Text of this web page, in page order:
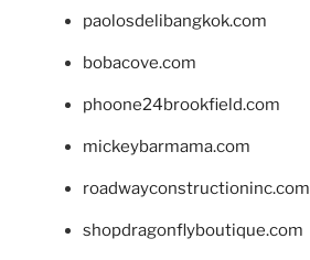
paolosdelibangkok.com
bobacove.com
phoone24brookfield.com
mickeybarmama.com
roadwayconstructioninc.com
shopdragonflyboutique.com